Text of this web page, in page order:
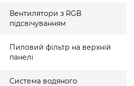
Вентилятори з RGB
підсвічуванням
Пиловий фільтр на верхній
панелі
Система водяного